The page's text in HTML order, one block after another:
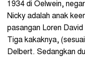
1934 di Oelwein,
Nicky adalah anak
pasangan Loren
Tiga kakaknya,
Delbert. Sedangkan